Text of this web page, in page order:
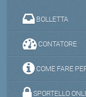
BOLLETTA
CONTATORE
COME FARE
SPORTELLO